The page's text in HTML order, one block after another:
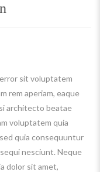
sit voluptatem
rem aperiam, eaque
architecto beatae
voluptatem quia
quia consequuntur
nesciunt. Neque
dolor sit amet,